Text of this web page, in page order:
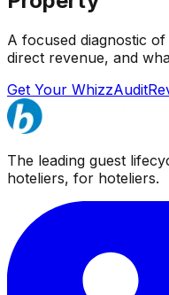
A focused diagnostic
direct revenue, and
Get Your WhizzAudit
The leading guest
hoteliers, for hoteliers.